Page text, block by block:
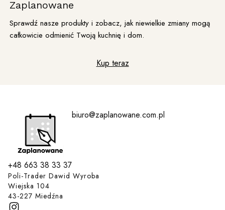
Zaplanowane
Sprawdź nasze produkty i zobacz, jak niewielkie zmiany mogą
całkowicie odmienić Twoją kuchnię i dom.
Kup teraz
+48 663 38 33 37
biuro@zaplanowane.com.pl
Poli-Trader Dawid Wyroba
Wiejska 104
43-227 Miedźna